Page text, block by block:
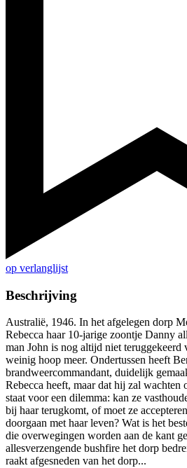
op verlanglijst
Beschrijving
Australië, 1946. In het afgelegen dorp
Rebecca haar 10-jarige zoontje Danny
man John is nog altijd niet teruggekeerd
weinig hoop meer. Ondertussen heeft
brandweercommandant, duidelijk
Rebecca heeft, maar dat hij zal wachten
staat voor een dilemma: kan ze
bij haar terugkomt, of moet ze
doorgaan met haar leven? Wat is het
die overwegingen worden aan de kant
allesverzengende bushfire het dorp
raakt afgesneden van het dorp...